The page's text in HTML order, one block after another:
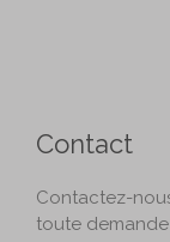
Contact
Contactez-
toute